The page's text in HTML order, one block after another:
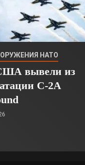
НАТО
вывели из
C-2A